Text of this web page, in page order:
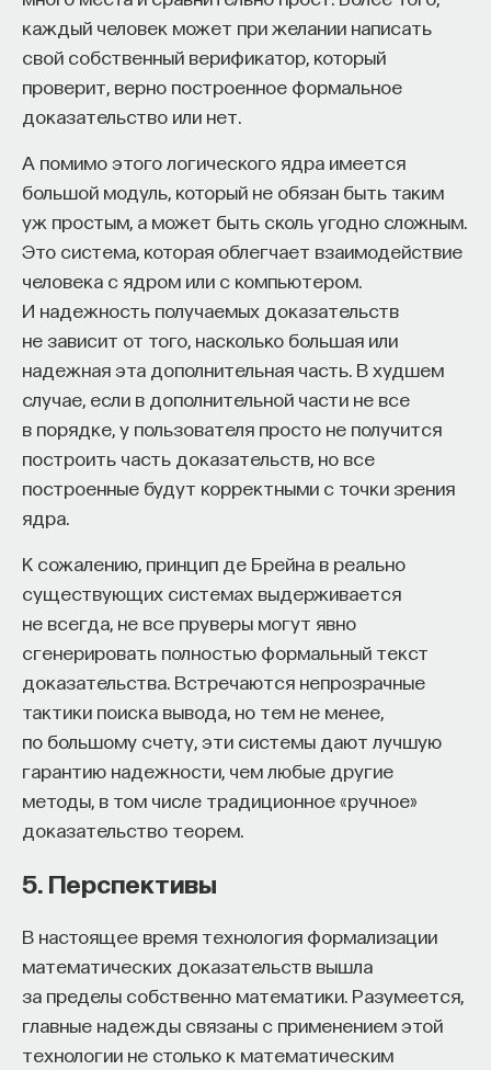
каждый человек может при желании написать
свой собственный верификатор, который
проверит, верно построенное формальное
доказательство или нет.
А помимо этого логического ядра имеется
большой модуль, который не обязан быть таким
уж простым, а может быть сколь угодно сложным.
Это система, которая облегчает взаимодействие
человека с ядром или с компьютером.
И надежность получаемых доказательств
не зависит от того, насколько большая или
надежная эта дополнительная часть. В худшем
случае, если в дополнительной части не все
в порядке, у пользователя просто не получится
построить часть доказательств, но все
построенные будут корректными с точки зрения
ядра.
К сожалению, принцип де Брейна в реально
существующих системах выдерживается
не всегда, не все пруверы могут явно
сгенерировать полностью формальный текст
доказательства. Встречаются непрозрачные
тактики поиска вывода, но тем не менее,
по большому счету, эти системы дают лучшую
гарантию надежности, чем любые другие
методы, в том числе традиционное «ручное»
доказательство теорем.
5. Перспективы
В настоящее время технология формализации
математических доказательств вышла
за пределы собственно математики. Разумеется,
главные надежды связаны с применением этой
технологии не столько к математическим